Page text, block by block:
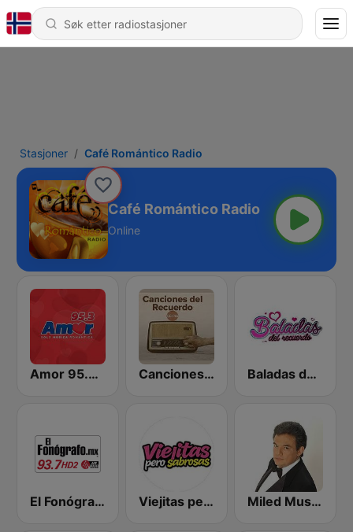
Stasjoner Café Romántico Radio
Café Romántico Radio
Online
Amor 95.3 FM Canciones del Recuerdo DJec Baladas del Recuerdo
El Fonógrafo HD2 Viejitas pero Sabrosas Radio Miled Music José José